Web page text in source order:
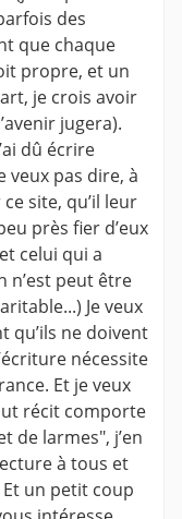
des
que chaque
propre, et un
je crois avoir
jugera).
dû écrire
veux pas dire, à
site, qu’il leur
près fier d’eux
celui qui a
n’est peut être
Je veux
qu’ils ne doivent
nécessite
Et je veux
récit comporte
de larmes", j’en
à tous et
un petit coup